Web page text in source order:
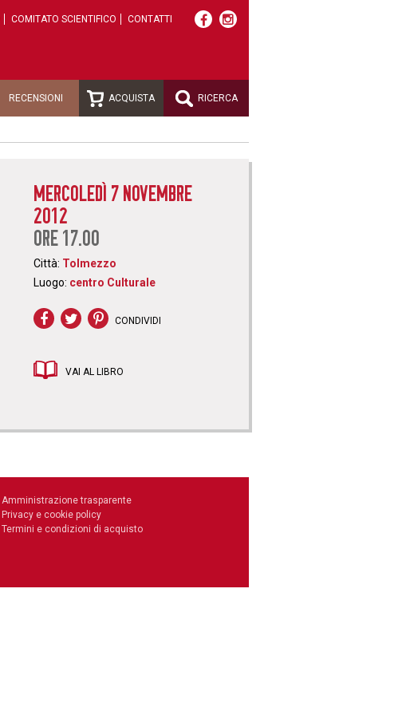
COMITATO SCIENTIFICO CONTATTI
RECENSIONI ACQUISTA RICERCA
MERCOLEDÌ 7 NOVEMBRE
2012
ORE 17.00
Città: Tolmezzo
Luogo: centro Culturale
CONDIVIDI
VAI AL LIBRO
Amministrazione trasparente
Privacy e cookie policy
Termini e condizioni di acquisto